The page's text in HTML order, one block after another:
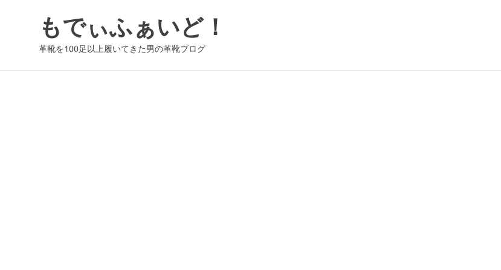
もでぃふぁいど！
革靴を100足以上履いてきた男の革靴ブログ